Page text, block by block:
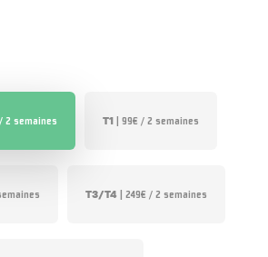
/ 2 semaines T1 | 99€ / 2 semaines
T3/T4| 249€ / 2 semaines